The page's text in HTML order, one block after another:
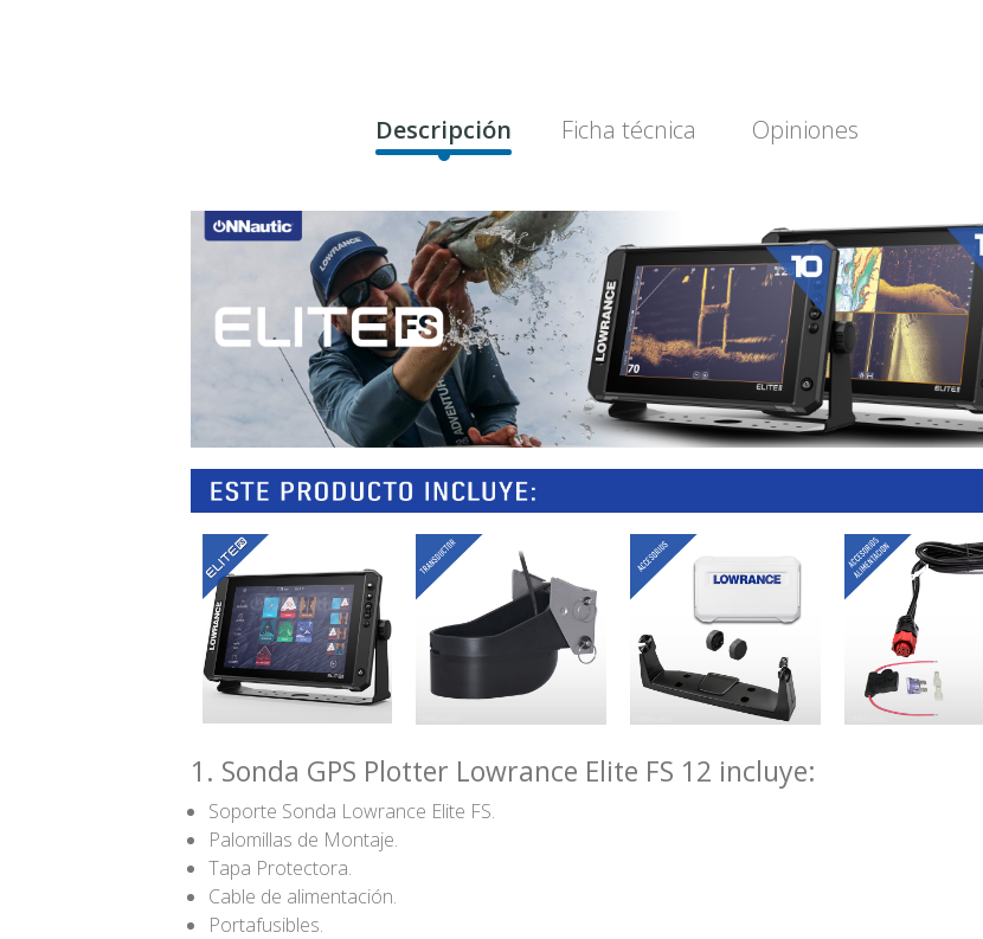
Descripción Ficha técnica Opiniones
1. Sonda GPS Plotter Lowrance Elite FS 12 incluye:
Soporte Sonda Lowrance Elite FS.
Palomillas de Montaje.
Tapa Protectora.
Cable de alimentación.
Portafusibles.